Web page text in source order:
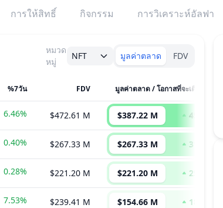
การให้สิทธิ์ กิจกรรม การวิเคราะห์อัลฟา
หมวด
หมู่
NFT มูลค่าตลาด FDV
%7วัน FDV มูลค่าตลาด / โอกาสที่จะเติบโต
6.46% $472.61 M $387.22 M 451
0.40% $267.33 M $267.33 M 311
0.28% $221.20 M $221.20 M 257
7.53% $239.41 M $154.66 M 180